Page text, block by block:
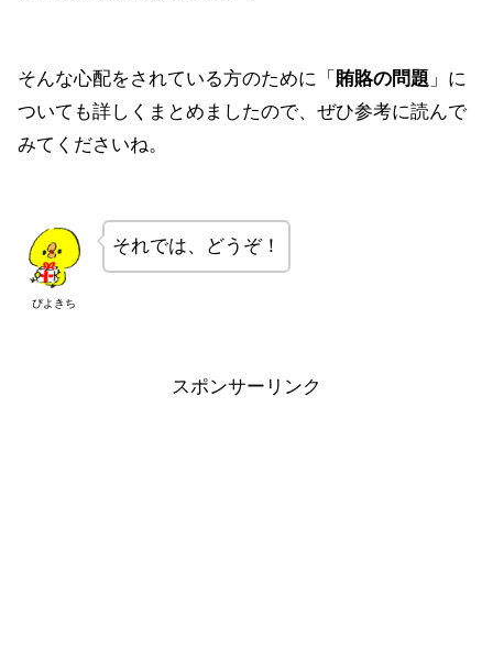
そんな心配をされている方のために「 賄賂の問題 」に
ついても詳しくまとめましたので、ぜひ参考に読んで
みてくださいね。
ぴよきち
それでは、どうぞ！
スポンサーリンク